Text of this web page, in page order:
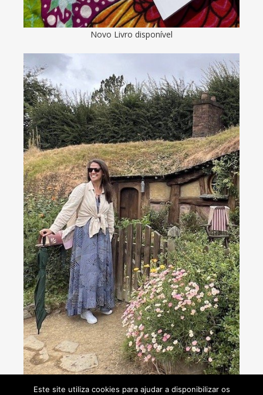
Novo Livro disponível
Consultoria de viagens - Agente de Viagens
Este site utiliza cookies para ajudar a disponibilizar os